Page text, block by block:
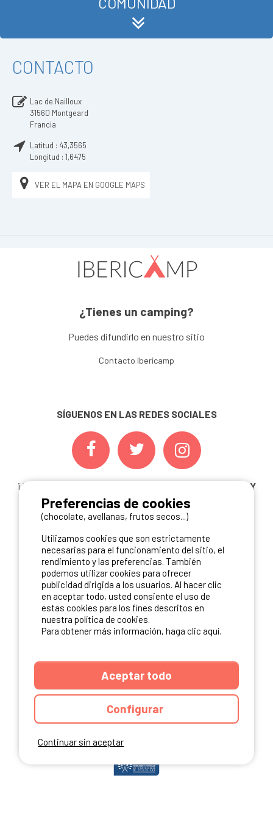
CONTACTO
Lac de Nailloux
31560 Montgeard
Francia
Latitud : 43,3565
Longitud : 1,6475
VER EL MAPA EN GOOGLE MAPS
¿Tienes un camping?
Puedes difundirlo en nuestro sitio
Contacto Ibericamp
SÍGUENOS EN LAS REDES SOCIALES
¡ Y NO TE PIERDAS NUESTRAS
OFERTAS, CONCURSOS Y
NOVEDADESINSCRIBIÉNDOTE A NUESTRA
NEWSLETTER!
ME INSCRIBO
NUESTROS PARTNERS
Continuar sin aceptar
Preferencias de cookies
(chocolate, avellanas, frutos secos...)
Utilizamos cookies que son estrictamente
necesarias para el funcionamiento del sitio, el
rendimiento y las preferencias. También
podemos utilizar cookies para ofrecer
publicidad dirigida a los usuarios. Al hacer clic
en aceptar todo, usted consiente el uso de
estas cookies para los fines descritos en
nuestra política de cookies.
Para obtener más información, haga clic aquí.
Aceptar todo
Configurar